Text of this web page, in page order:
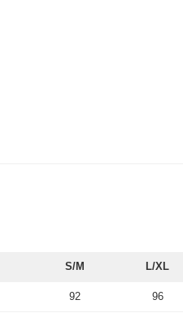
S/M L/XL
92 96